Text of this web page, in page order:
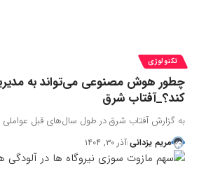
تکنولوژی
چطور هوش مصنوعی می‌تواند به
کند؟_آفتاب شرق
به گزارش آفتاب شرق در طول سال‌های قبل عواملی
مریم یزدانی آذر ۳۰, ۱۴۰۴